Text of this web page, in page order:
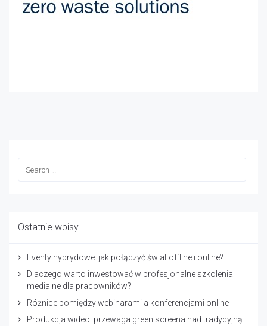
Ostatnie wpisy
Eventy hybrydowe: jak połączyć świat offline i online?
Dlaczego warto inwestować w profesjonalne szkolenia
medialne dla pracowników?
Różnice pomiędzy webinarami a konferencjami online
Produkcja wideo: przewaga green screena nad tradycyjną